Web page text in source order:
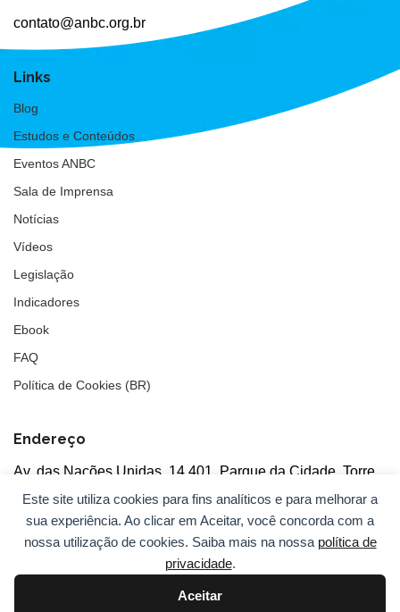
Este site utiliza cookies para fins analíticos e para melhorar a
sua experiência. Ao clicar em Aceitar, você concorda com a
nossa utilização de cookies. Saiba mais na nossa política de
privacidade.
Aceitar
contato@anbc.org.br
Links
Blog
Estudos e Conteúdos
Eventos ANBC
Sala de Imprensa
Notícias
Vídeos
Legislação
Indicadores
Ebook
FAQ
Política de Cookies (BR)
Endereço
Av. das Nações Unidas, 14.401, Parque da Cidade, Torre
Tarumã
5°andar, salas 502/503, CEP: 04730-090, São Paulo, SP